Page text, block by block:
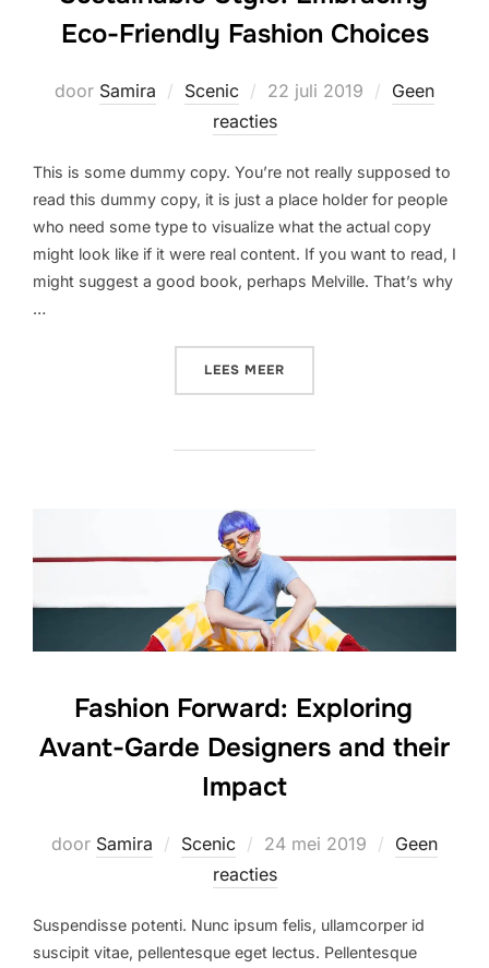
Eco-Friendly Fashion Choices
door Samira Scenic
Geplaatst
op
22 juli 2019
Geen
reacties
This is some dummy copy. You’re not really supposed to
read this dummy copy, it is just a place holder for people
who need some type to visualize what the actual copy
might look like if it were real content. If you want to read, I
might suggest a good book, perhaps Melville. That’s why
…
LEES MEER
Fashion Forward: Exploring
Avant-Garde Designers and their
Impact
door Samira Scenic
Geplaatst
op
24 mei 2019
Geen
reacties
Suspendisse potenti. Nunc ipsum felis, ullamcorper id
suscipit vitae, pellentesque eget lectus. Pellentesque